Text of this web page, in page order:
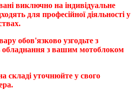
виключно на індивідуальне
для професійної діяльності у
обов'язково узгодьте з
обладнання з вашим мотоблоком
складі уточнюйте у свого